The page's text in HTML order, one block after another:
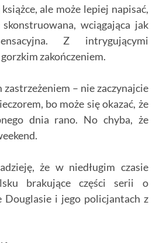
ale może lepiej napisać,
wciągająca jak
Z intrygującymi
zakończeniem.
zastrzeżeniem – nie zaczynajcie
bo może się okazać, że
dnia rano. No chyba, że
że w niedługim czasie
brakujące części serii o
Douglasie i jego policjantach z